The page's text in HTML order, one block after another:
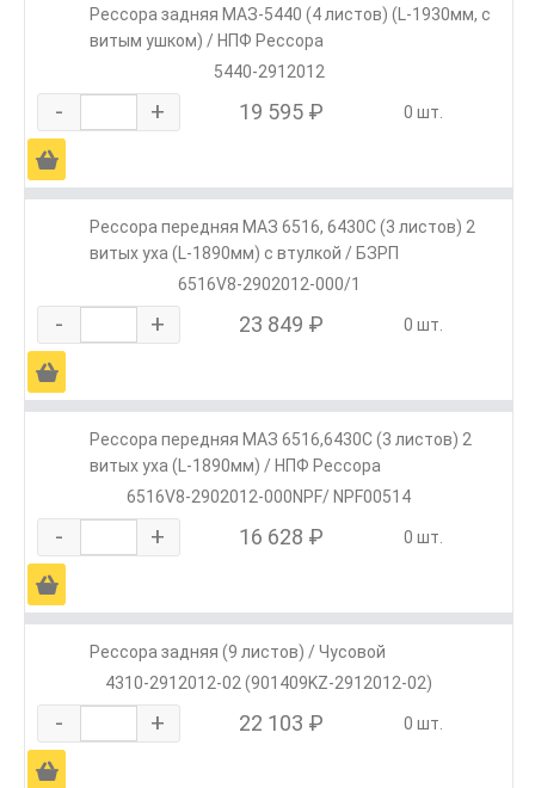
Рессора задняя МАЗ-5440 (4 листов) (L-1930мм, с
витым ушком) / НПФ Рессора
5440-2912012
- + 19 595 ₽ 0 шт.
Ä
Рессора передняя МАЗ 6516, 6430С (3 листов) 2
витых уха (L-1890мм) с втулкой / БЗРП
6516V8-2902012-000/1
- + 23 849 ₽ 0 шт.
Ä
Рессора передняя МАЗ 6516,6430С (3 листов) 2
витых уха (L-1890мм) / НПФ Рессора
6516V8-2902012-000NPF/ NPF00514
- + 16 628 ₽ 0 шт.
Ä
Рессора задняя (9 листов) / Чусовой
4310-2912012-02 (901409KZ-2912012-02)
- + 22 103 ₽ 0 шт.
Ä